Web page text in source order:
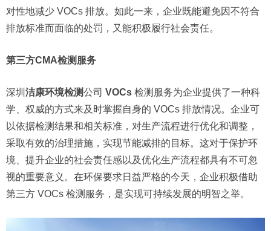
对性地减少 VOCs 排放。如此一来，企业既能避免因不符合
排放标准而面临的处罚，又能积极履行社会责任。
第三方CMA检测服务
深圳 洁康环境检测公司 VOCs 检测服务为企业提供了一种科
学、权威的方式来及时掌握自身的 VOCs 排放情况。企业可
以依据检测结果和相关标准，对生产流程进行优化和调整，
采取有效的治理措施，实现节能减排的目标。这对于保护环
境、提升企业的社会责任感以及优化生产流程都具有不可忽
视的重要意义。在环保要求日益严格的今天，企业积极借助
第三方 VOCs 检测服务，是实现可持续发展的明智之举。